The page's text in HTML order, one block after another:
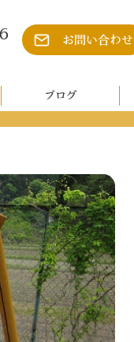
お問い合わせ
ブログ